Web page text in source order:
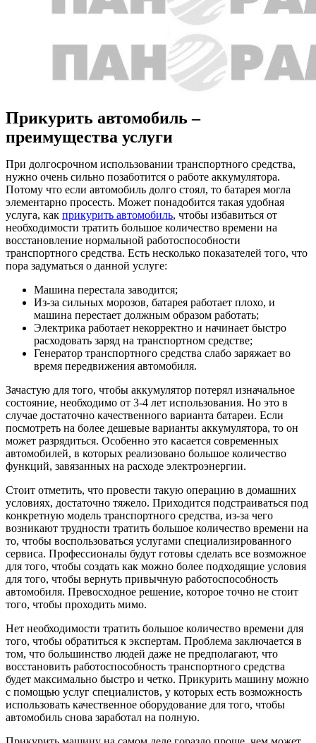
Прикурить автомобиль –
преимущества услуги
При долгосрочном использовании транспортного средства,
нужно очень сильно позаботится о работе аккумулятора.
Потому что если автомобиль долго стоял, то батарея могла
элементарно просесть. Может понадобится такая удобная
услуга, как прикурить автомобиль, чтобы избавиться от
необходимости тратить большое количество времени на
восстановление нормальной работоспособности
транспортного средства. Есть несколько показателей того, что
пора задуматься о данной услуге:
Машина перестала заводится;
Из-за сильных морозов, батарея работает плохо, и
машина перестает должным образом работать;
Электрика работает некорректно и начинает быстро
расходовать заряд на транспортном средстве;
Генератор транспортного средства слабо заряжает во
время передвижения автомобиля.
Зачастую для того, чтобы аккумулятор потерял изначальное
состояние, необходимо от 3-4 лет использования. Но это в
случае достаточно качественного варианта батареи. Если
посмотреть на более дешевые варианты аккумулятора, то он
может разрядиться. Особенно это касается современных
автомобилей, в которых реализовано большое количество
функций, завязанных на расходе электроэнергии.
Стоит отметить, что провести такую операцию в домашних
условиях, достаточно тяжело. Приходится подстраиваться под
конкретную модель транспортного средства, из-за чего
возникают трудности тратить большое количество времени на
то, чтобы воспользоваться услугами специализированного
сервиса. Профессионалы будут готовы сделать все возможное
для того, чтобы создать как можно более подходящие условия
для того, чтобы вернуть привычную работоспособность
автомобиля. Превосходное решение, которое точно не стоит
того, чтобы проходить мимо.
Нет необходимости тратить большое количество времени для
того, чтобы обратиться к экспертам. Проблема заключается в
том, что большинство людей даже не предполагают, что
восстановить работоспособность транспортного средства
будет максимально быстро и четко. Прикурить машину можно
с помощью услуг специалистов, у которых есть возможность
использовать качественное оборудование для того, чтобы
автомобиль снова заработал на полную.